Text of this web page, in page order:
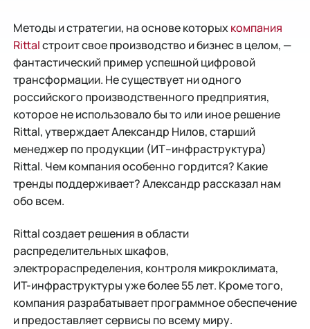
Методы и стратегии, на основе которыхкомпания
Rittalстроит свое производство и бизнес в целом, —
фантастический пример успешной цифровой
трансформации. Не существует ни одного
российского производственного предприятия,
которое не использовало бы то или иное решение
Rittal, утверждает Александр Нилов, старший
менеджер по продукции (ИТ–инфраструктура)
Rittal. Чем компания особенно гордится? Какие
тренды поддерживает? Александр рассказал нам
обо всем.
Rittal создает решения в области
распределительных шкафов,
электрораспределения, контроля микроклимата,
ИT-инфраструктуры уже более 55 лет. Кроме того,
компания разрабатывает программное обеспечение
и предоставляет сервисы по всему миру.